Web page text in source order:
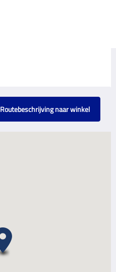
Routebeschrijving naar winkel